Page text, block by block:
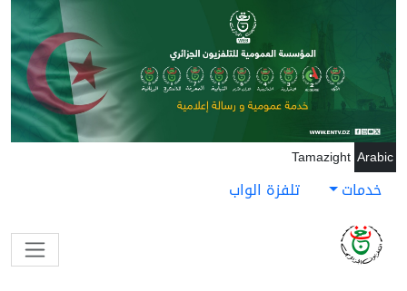
تجاوز إلى المحتوى الرئيسي
Arabic
Tamazight
خدمات تلفزة الواب